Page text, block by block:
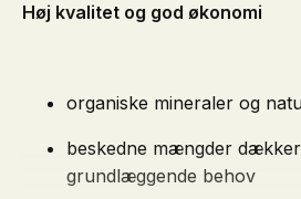
Høj kvalitet og god økonomi
organiske mineraler og
beskedne mængder
grundlæggende behov